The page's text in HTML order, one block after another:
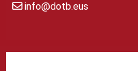
info@dotb.eus